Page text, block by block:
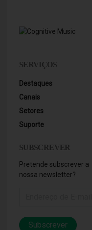
SERVIÇOS
Destaques
Canais
Setores
Suporte
SUBSCREVER
Pretende subscrever a
nossa newsletter?
Subscrever